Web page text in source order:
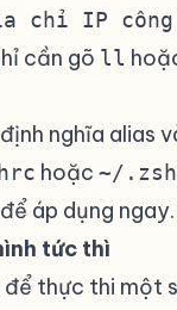
chỉ IP công
cần gõ ll
nghĩa alias
hoặc ~/
để áp dụng ngay.
tức thì
để thực thi một